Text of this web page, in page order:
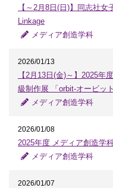
【～2月8日(日)】同志社
Linkage
メディア創造学科
2026/01/13
【2月13日(金)～】2025年
級制作展 「orbit-オービット
メディア創造学科
2026/01/08
2025年度 メディア創造学
メディア創造学科
2026/01/07